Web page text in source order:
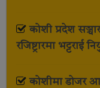
कोशी प्रदेश
रजिष्ट्रारमा भट्टराई
कोशीमा डोजर